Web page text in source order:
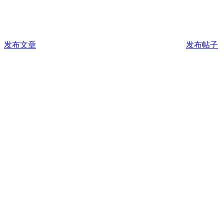
发布文章 发布帖子